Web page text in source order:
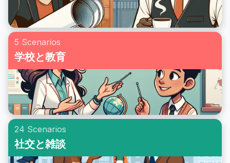
5 Scenarios
学校と教育
24 Scenarios
社交と雑談